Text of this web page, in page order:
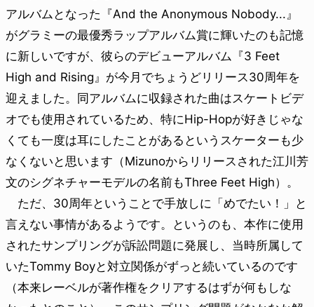
アルバムとなった『And the Anonymous Nobody...』
がグラミーの最優秀ラップアルバム賞に輝いたのも記憶
に新しいですが、彼らのデビューアルバム『3 Feet
High and Rising』が今月でちょうどリリース30周年を
迎えました。同アルバムに収録された曲はスケートビデ
オでも使用されているため、特にHip-Hopが好きじゃな
くても一度は耳にしたことがあるというスケーターも少
なくないと思います（Mizunoからリリースされた江川芳
文のシグネチャーモデルの名前もThree Feet High）。
ただ、30周年ということで手放しに「めでたい！」と
言えない事情があるようです。というのも、本作に使用
されたサンプリングが訴訟問題に発展し、当時所属して
いたTommy Boyと対立関係がずっと続いているのです
（本来レーベルが著作権をクリアするはずが何もしな